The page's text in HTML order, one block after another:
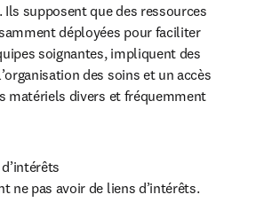
supposent que des ressources
déployées pour faciliter
soignantes, impliquent des
des soins et un accès
matériels divers et fréquemment
ne pas avoir de liens d’intérêts.